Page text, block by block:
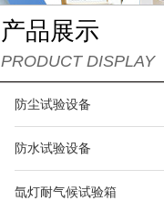
产品展示
PRODUCT DISPLAY
防尘试验设备
防水试验设备
氙灯耐气候试验箱